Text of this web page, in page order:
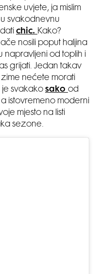
uvjete, ja mislim
svakodnevnu
chic. Kako?
nosili poput haljina
napravljeni od toplih i
grijati. Jedan takav
nećete morati
je svakako sako od
istovremeno moderni
mjesto na listi
sezone.